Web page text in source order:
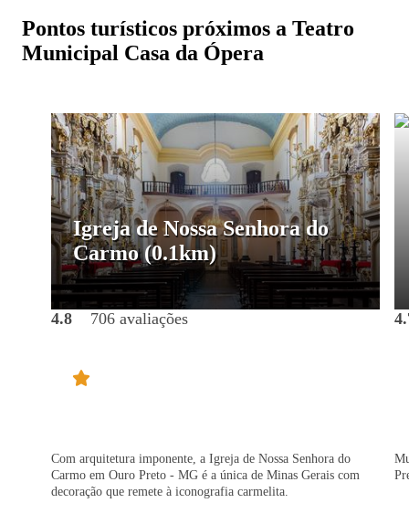
Pontos turísticos próximos a Teatro
Municipal Casa da Ópera
Igreja de Nossa Senhora do
Carmo(0.1km)
4.8 706 avaliações
Com arquitetura imponente, a Igreja de Nossa Senhora do
Carmo em Ouro Preto - MG é a única de Minas Gerais com
decoração que remete à iconografia carmelita.